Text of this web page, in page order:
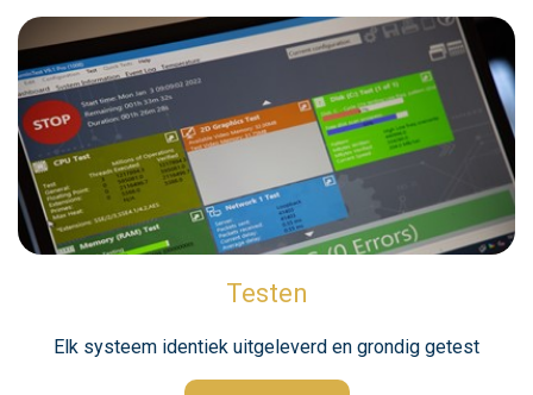
Testen
Elk systeem identiek uitgeleverd en grondig getest